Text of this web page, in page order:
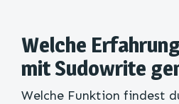
Welche
mit Sudowrite
Welche Funktion findest